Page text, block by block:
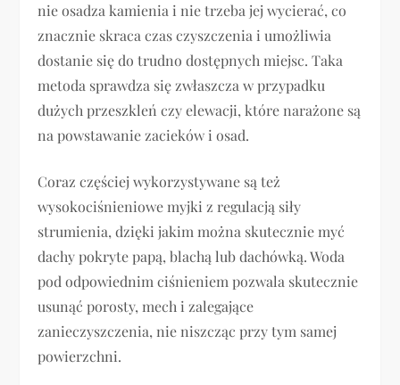
nie osadza kamienia i nie trzeba jej wycierać, co
znacznie skraca czas czyszczenia i umożliwia
dostanie się do trudno dostępnych miejsc. Taka
metoda sprawdza się zwłaszcza w przypadku
dużych przeszkleń czy elewacji, które narażone są
na powstawanie zacieków i osad.
Coraz częściej wykorzystywane są też
wysokociśnieniowe myjki z regulacją siły
strumienia, dzięki jakim można skutecznie myć
dachy pokryte papą, blachą lub dachówką. Woda
pod odpowiednim ciśnieniem pozwala skutecznie
usunąć porosty, mech i zalegające
zanieczyszczenia, nie niszcząc przy tym samej
powierzchni.